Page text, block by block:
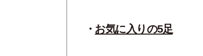
お気に入りの5足